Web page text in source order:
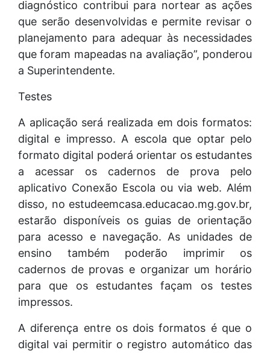
diagnóstico contribui para nortear as ações
que serão desenvolvidas e permite revisar o
planejamento para adequar às necessidades
que foram mapeadas na avaliação”, ponderou
a Superintendente.
Testes
A aplicação será realizada em dois formatos:
digital e impresso. A escola que optar pelo
formato digital poderá orientar os estudantes
a acessar os cadernos de prova pelo
aplicativo Conexão Escola ou via web. Além
disso, no estudeemcasa.educacao.mg.gov.br,
estarão disponíveis os guias de orientação
para acesso e navegação. As unidades de
ensino também poderão imprimir os
cadernos de provas e organizar um horário
para que os estudantes façam os testes
impressos.
A diferença entre os dois formatos é que o
digital vai permitir o registro automático das